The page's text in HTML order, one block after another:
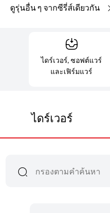
ดูรุ่นอื่น ๆ จากซีรี่ส์เดียวกัน
ไดร์เวอร์, ซอฟต์แวร์
และเฟิร์มแวร์
ไดร์เวอร์